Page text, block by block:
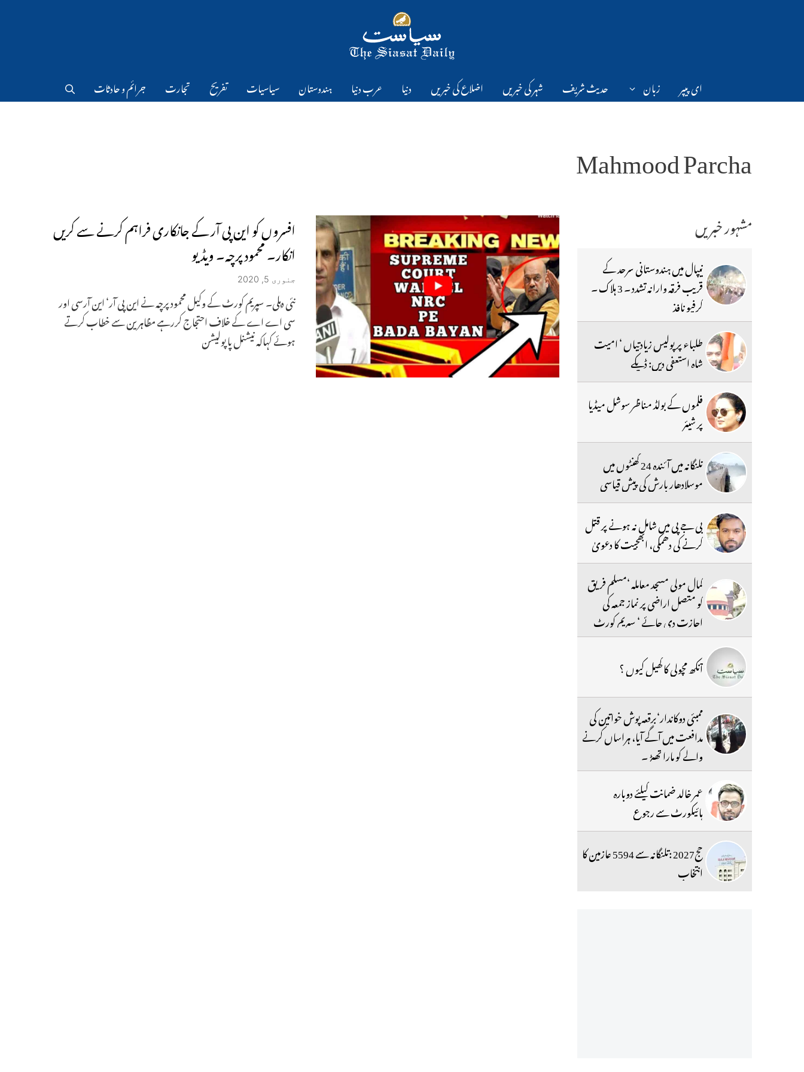
ای پیپر زبان حدیث شریف شہر کی خبریں اضلاع کی خبریں دنیا عرب دنیا ہندوستان سیاسیات تفریح تجارت جرائم و حادثات
Mahmood Parcha
افسروں کو این پی آر کے جانکاری فراہم کرنے سے کریں
انکار۔ محمود پرچہ۔ ویڈیو
جنوری 5, 2020
نئی دہلی۔ سپریم کورٹ کے وکیل محمود پرچہ نے این پی آر‘ این آرسی اور
سی اے اے کے خلاف احتجاج کررہے مظاہرین سے خطاب کرتے
ہوئے کہاکہ نیشنل پاپولیشن
مشہور خبریں
نیپال میں ہندوستانی سرحد کے
قریب فرقہ وارانہ تشدد ۔ 3 ہلاک ۔
کرفیو نافذ
طلباء پر پولیس زیادتیاں ‘ امیت
شاہ استعفی دیں: ڈپکے
فلموں کے بولڈ مناظر سوشل میڈیا
پر شیئر
تلنگانہ میں آئندہ 24 گھنٹوں میں
موسلادھار بارش کی پیش قیاسی
بی جے پی میں شامل نہ ہونے پر قتل
کرنے کی دھمکی، ابھجیت کا دعویٰ
کمال مولی مسجد معاملہ ‘مسلم فریق
کو متصل اراضی پر نماز جمعہ کی
اجازت دی جائے ‘ سپریم کورٹ
آنکھ مچولی کا کھیل کیوں ؟
ممبئی دوکاندار‘برقعہ پوش خواتین کی
مدافعت میں آگے آیا، ہراساں کرنے
والے کو مارا تھپڑ ۔
عمر خالد ضمانت کیلئے دوبارہ
ہائیکورٹ سے رجوع
حج2027 :تلنگانہ سے 5594 عازمین کا
انتخاب